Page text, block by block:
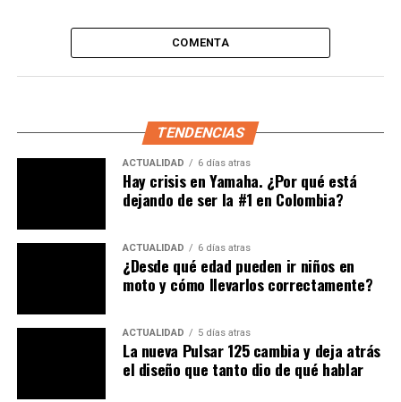
MOTOCICLETAS 150CC
MOTOCICLETAS 160CC
MOTOCICLETAS BAJAJ
MOTOS 150CC
MOTOS 160CC
MOTOS AKT
Inauguración E-Mobicenter Auteco Electric.
¿Se pueden flexibilizar las sanciones por falta de SOAT
a los motociclistas en Cali?
COMENTA
TENDENCIAS
ACTUALIDAD 6 días atras
Hay crisis en Yamaha. ¿Por qué está
dejando de ser la #1 en Colombia?
ACTUALIDAD 6 días atras
¿Desde qué edad pueden ir niños en
moto y cómo llevarlos correctamente?
ACTUALIDAD 5 días atras
La nueva Pulsar 125 cambia y deja atrás
el diseño que tanto dio de qué hablar